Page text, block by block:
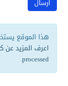
هذا الموقع
اعرف المزيد عن
processed
.